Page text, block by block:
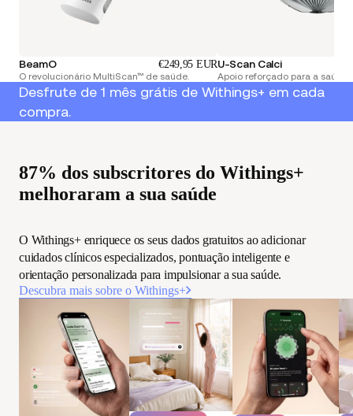
BeamO €249,95 EUR
O revolucionário MultiScan™ de saúde.
U-Scan Calci
Apoio reforçado para a saúde
Desfrute de 1 mês grátis de Withings+ em cada
compra.
87% dos subscritores do Withings+
melhoraram a sua saúde
O Withings+ enriquece os seus dados gratuitos ao adicionar
cuidados clínicos especializados, pontuação inteligente e
orientação personalizada para impulsionar a sua saúde.
Descubra mais sobre o Withings+